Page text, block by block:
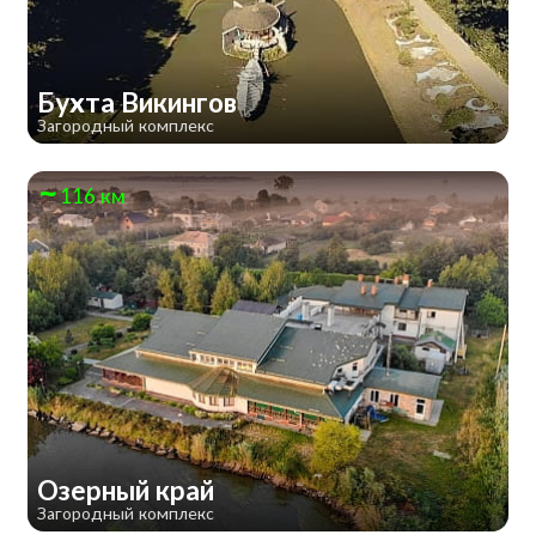
Бухта Викингов
Загородный комплекс
116 км
Озерный край
Загородный комплекс